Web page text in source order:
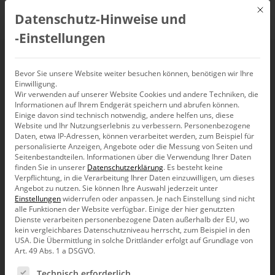
Gemeinsam stark –
über das ganze Jahr
und auf dem
Partnertreffen 2018
Herausragend – so würden wir unser diesjähriges
Partnertreffen im Schindlerhof in Nürnberg
zusammenfassen. Gründe dafür waren die vielen
spannenden Beiträge, eine lockere Atmosphäre, die den
Austausch förderte, und ein Kniff in der Agenda, der für
Mit
Datenschutz-Hinweise und
‑Einstellungen
Bevor Sie unsere Website weiter besuchen können, benötigen wir Ihre
Einwilligung.
Wir verwenden auf unserer Website Cookies und andere Techniken, die
Informationen auf Ihrem Endgerät speichern und abrufen können.
Einige davon sind technisch notwendig, andere helfen uns, diese
Website und Ihr Nutzungserlebnis zu verbessern. Personenbezogene
Daten, etwa IP-Adressen, können verarbeitet werden, zum Beispiel für
personalisierte Anzeigen, Angebote oder die Messung von Seiten und
Seitenbestandteilen. Informationen über die Verwendung Ihrer Daten
finden Sie in unserer Datenschutzerklärung. Es besteht keine
Verpflichtung, in die Verarbeitung Ihrer Daten einzuwilligen, um dieses
Angebot zu nutzen.Sie können Ihre Auswahl jederzeit unter
Einstellungenwiderrufen oder anpassen. Je nach Einstellung sind nicht
alle Funktionen der Website verfügbar. Einige der hier genutzten
Dienste verarbeiten personenbezogene Daten außerhalb der EU, wo
kein vergleichbares Datenschutzniveau herrscht, zum Beispiel in den
USA. Die Übermittlung in solche Drittländer erfolgt auf Grundlage von
Art. 49 Abs. 1 a DSGVO.
Es folgt eine Liste der Service-Gruppen, für die eine